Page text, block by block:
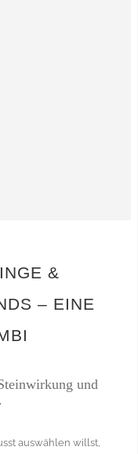
&
– EINE
und
auswählen willst,